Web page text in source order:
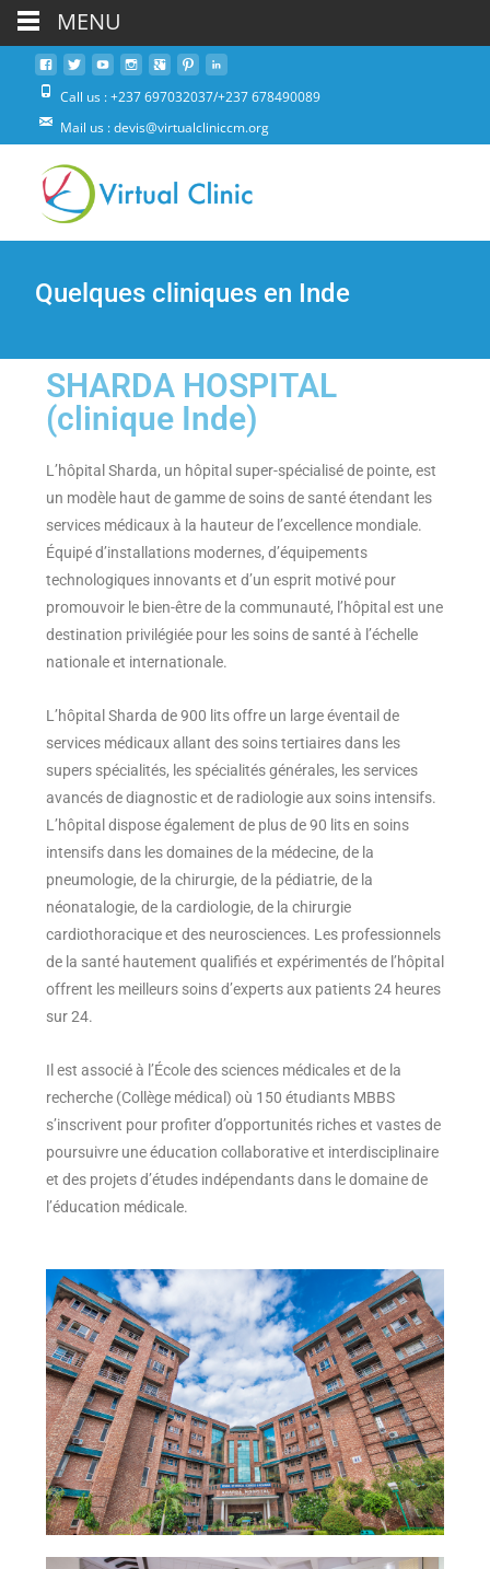
Call us : +237 697032037/+237 678490089
Mail us : devis@virtualcliniccm.org
Quelques cliniques en Inde
SHARDA HOSPITAL
(clinique Inde)
L’hôpital Sharda, un hôpital super-spécialisé de pointe, est
un modèle haut de gamme de soins de santé étendant les
services médicaux à la hauteur de l’excellence mondiale.
Équipé d’installations modernes, d’équipements
technologiques innovants et d’un esprit motivé pour
promouvoir le bien-être de la communauté, l’hôpital est une
destination privilégiée pour les soins de santé à l’échelle
nationale et internationale.
L’hôpital Sharda de 900 lits offre un large éventail de
services médicaux allant des soins tertiaires dans les
supers spécialités, les spécialités générales, les services
avancés de diagnostic et de radiologie aux soins intensifs.
L’hôpital dispose également de plus de 90 lits en soins
intensifs dans les domaines de la médecine, de la
pneumologie, de la chirurgie, de la pédiatrie, de la
néonatalogie, de la cardiologie, de la chirurgie
cardiothoracique et des neurosciences. Les professionnels
de la santé hautement qualifiés et expérimentés de l’hôpital
offrent les meilleurs soins d’experts aux patients 24 heures
sur 24.
Il est associé à l’École des sciences médicales et de la
recherche (Collège médical) où 150 étudiants MBBS
s’inscrivent pour profiter d’opportunités riches et vastes de
poursuivre une éducation collaborative et interdisciplinaire
et des projets d’études indépendants dans le domaine de
l’éducation médicale.
MENU